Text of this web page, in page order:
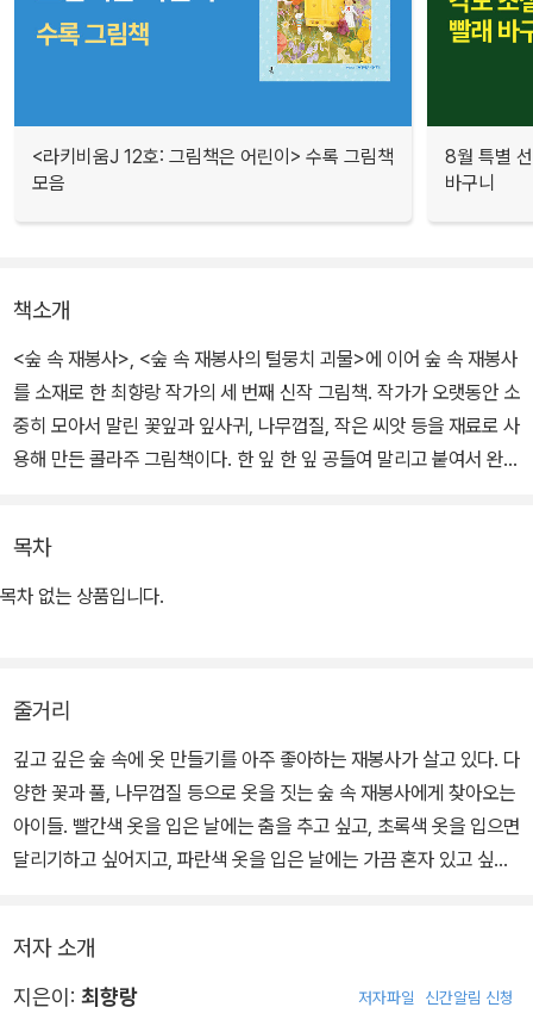
<라키비움J 12호: 그림책은 어린이> 수록 그림책
모음
8월 특별
바구니
책소개
<숲 속 재봉사>, <숲 속 재봉사의 털뭉치 괴물>에 이어 숲 속 재봉사
를 소재로 한 최향랑 작가의 세 번째 신작 그림책. 작가가 오랫동안 소
중히 모아서 말린 꽃잎과 잎사귀, 나무껍질, 작은 씨앗 등을 재료로 사
용해 만든 콜라주 그림책이다. 한 잎 한 잎 공들여 말리고 붙여서 완성
자신들의 마음을 색깔에 빗대어 표현해, 색채에 따른 시각적 자극과
정서적 교감에 집중한 그림책이다.
목차
목차 없는 상품입니다.
줄거리
깊고 깊은 숲 속에 옷 만들기를 아주 좋아하는 재봉사가 살고 있다. 다
양한 꽃과 풀, 나무껍질 등으로 옷을 짓는 숲 속 재봉사에게 찾아오는
아이들. 빨간색 옷을 입은 날에는 춤을 추고 싶고, 초록색 옷을 입으면
달리기하고 싶어지고, 파란색 옷을 입은 날에는 가끔 혼자 있고 싶어
야기한다.
저자 소개
지은이: 최향랑 저자파일 신간알림 신청